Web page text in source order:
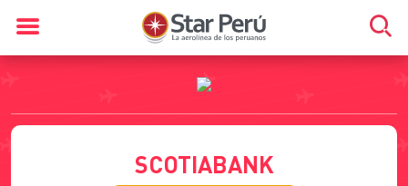
SCOTIABANK